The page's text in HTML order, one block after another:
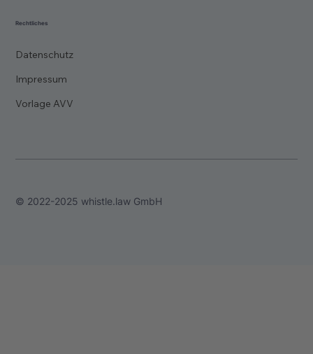
Rechtliches
Datenschutz
Impressum
Vorlage AVV
© 2022-2025 whistle.law GmbH